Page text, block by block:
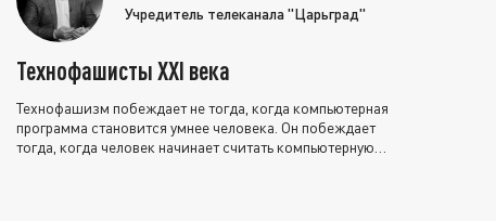
Учредитель телеканала "Царьград"
Технофашисты XXI века
Технофашизм побеждает не тогда, когда компьютерная
программа становится умнее человека. Он побеждает
тогда, когда человек начинает считать компьютерную